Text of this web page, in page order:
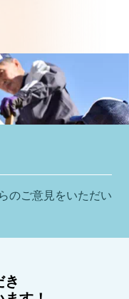
のご意見をいただい